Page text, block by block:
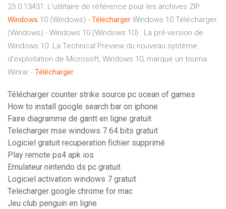
23.0.13431: L'utilitaire de référence pour les archives ZIP.
Windows 10 (Windows) - Télécharger Windows 10 Télécharger
(Windows) - Windows 10 (Windows 10) : La pré-version de
Windows 10. La Technical Preview du nouveau système
d'exploitation de Microsoft, Windows 10, marque un tourna.
Winrar - Télécharger
Télécharger counter strike source pc ocean of games
How to install google search bar on iphone
Faire diagramme de gantt en ligne gratuit
Telecharger mse windows 7 64 bits gratuit
Logiciel gratuit recuperation fichier supprimé
Play remote ps4 apk ios
Emulateur nintendo ds pc gratuit
Logiciel activation windows 7 gratuit
Telecharger google chrome for mac
Jeu club penguin en ligne